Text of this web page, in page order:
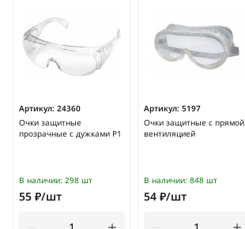
Артикул: 24360
Очки защитные
прозрачные с дужками Р1
В наличии: 298 шт
55 ₽/шт
Артикул: 5197
Очки защитные с прямой
вентиляцией
В наличии: 848 шт
54 ₽/шт